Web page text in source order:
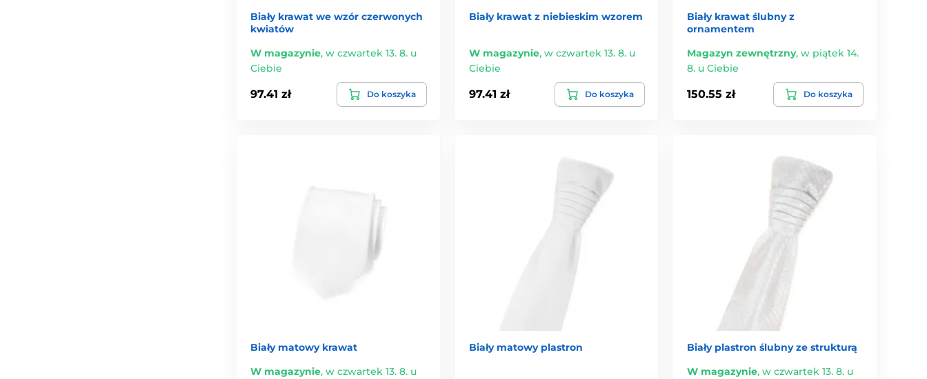
Biały krawat we wzór czerwonych
kwiatów
W magazynie, w czwartek 13. 8. u
Ciebie
97.41 zł Do koszyka
Biały krawat z niebieskim wzorem
W magazynie, w czwartek 13. 8. u
Ciebie
97.41 zł Do koszyka
Biały krawat ślubny z
ornamentem
Magazyn zewnętrzny,w piątek 14.
8. u Ciebie
150.55 zł Do koszyka
Biały matowy krawat
W magazynie, w czwartek 13. 8. u
Biały matowy plastron
Biały plastron ślubny ze strukturą
W magazynie,w czwartek 13. 8. u